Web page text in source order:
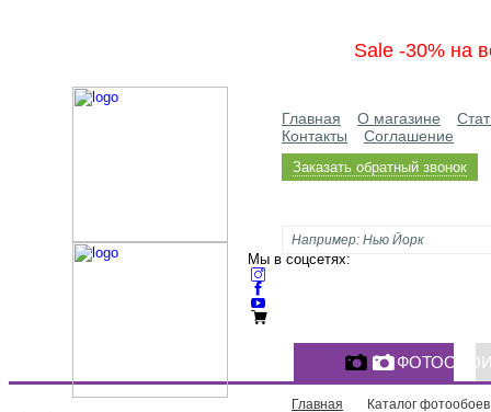
Sale -30% на
Главная О магазине
Контакты
Соглашение
Заказать обратный звонок
Мы в соцсетях:
Главная Каталог фотообоев